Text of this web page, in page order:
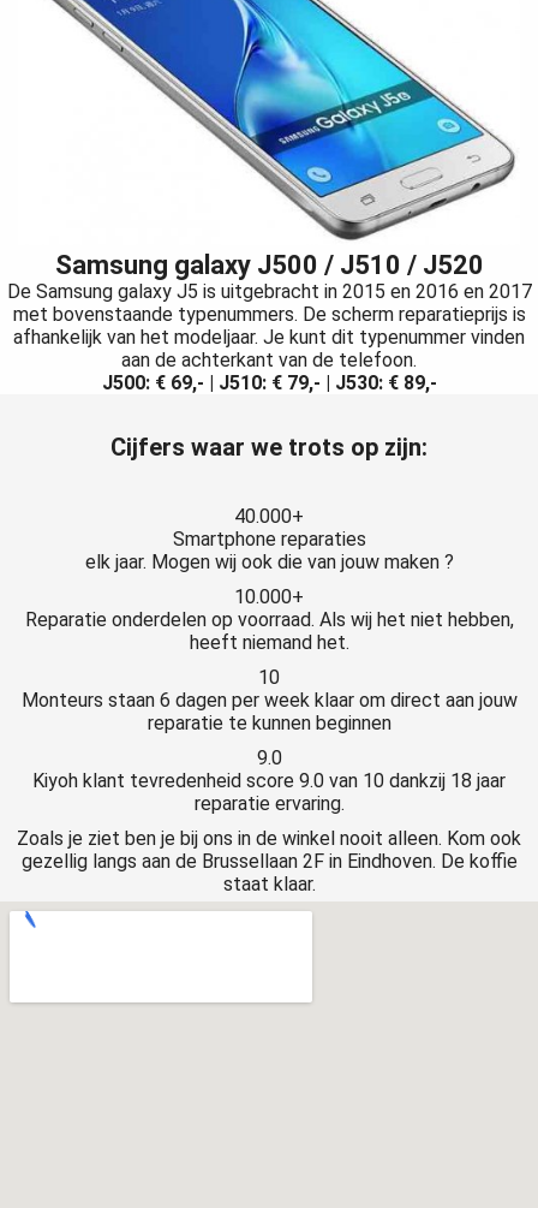
Samsung galaxy J500 / J510 / J520
De Samsung galaxy J5 is uitgebracht in 2015 en 2016 en 2017
met bovenstaande typenummers. De scherm reparatieprijs is
afhankelijk van het modeljaar. Je kunt dit typenummer vinden
aan de achterkant van de telefoon.
J500: € 69,- | J510: € 79,- | J530: € 89,-
Cijfers waar we trots op zijn:
40.000+
Smartphone reparaties
elk jaar. Mogen wij ook die van jouw maken ?
10.000+
Reparatie onderdelen op voorraad. Als wij het niet hebben,
heeft niemand het.
10
Monteurs staan 6 dagen per week klaar om direct aan jouw
reparatie te kunnen beginnen
9.0
Kiyoh klant tevredenheid score 9.0 van 10 dankzij 18 jaar
reparatie ervaring.
Zoals je ziet ben je bij ons in de winkel nooit alleen. Kom ook
gezellig langs aan de Brussellaan 2F in Eindhoven. De koffie
staat klaar.